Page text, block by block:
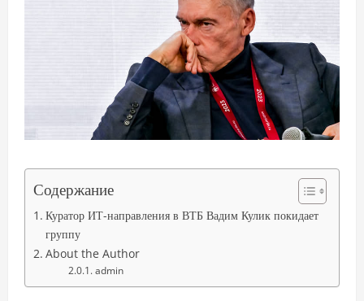
Содержание
Куратор ИТ-направления в ВТБ Вадим Кулик покидает
группу
About the Author
admin